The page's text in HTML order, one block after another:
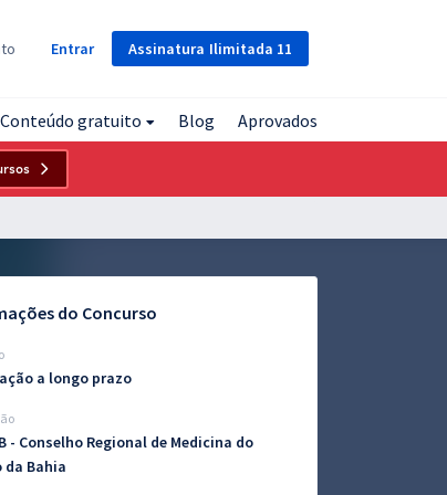
Assinatura Ilimitada 11
Entrar
Conteúdo gratuito Blog Aprovados
do Concurso
a longo prazo
- Conselho Regional de Medicina do
da Bahia